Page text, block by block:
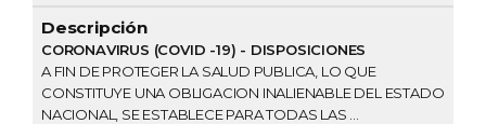
CORONAVIRUS (COVID -19) - DISPOSICIONES
A FIN DE PROTEGER LA SALUD PUBLICA, LO QUE
CONSTITUYE UNA OBLIGACION INALIENABLE DEL ESTADO
NACIONAL, SE ESTABLECE PARA TODAS LAS ...